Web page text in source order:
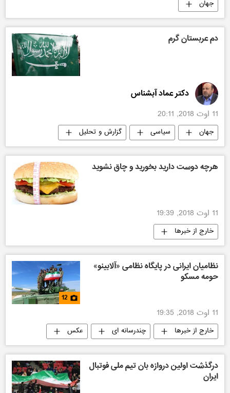
جهان
دم عربستان گرم
دکتر عماد آبشناس
11 اوت 2018, 20:11
جهان سیاسی گزارش و تحلیل
هرچه دوست دارید بخورید و چاق نشوید
11 اوت 2018, 19:39
خارج از خبرها
نظامیان ایرانی در پایگاه نظامی «آلابینو»
حومه مسکو
12
11 اوت 2018, 19:35
خارج از خبرها چندرسانه ای
عکس
تکنولوژی نظامی
درگذشت اولین دروازه بان تیم ملی فوتبال
ایران